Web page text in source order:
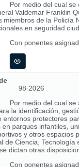
Por medio del cual se
Valdemar Franklin
miembros de la Policía
en seguridad
Con ponentes
98-2026
Por medio del cual se
la identificación,
entornos protectores
en parques infantiles,
y otros espacios
de Ciencia, Tecnología
dictan otras
Con ponentes